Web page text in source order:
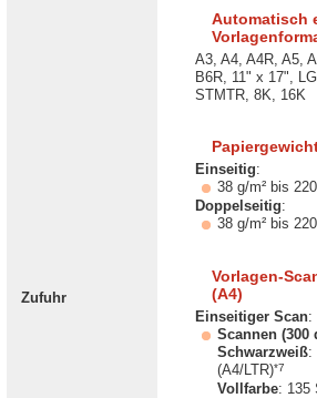
Zufuhr
Automatisch
A3, A4, A4R, A5,
B6R, 11" x 17",
STMTR, 8K, 16K
Einseitig:
38 g/m² bis
Doppelseitig:
38 g/m² bis
Vorlagen-
(A4)
Einseitiger Scan:
Scannen (300
Schwarzweiß:
(A4/LTR)*7
Vollfarbe: 135